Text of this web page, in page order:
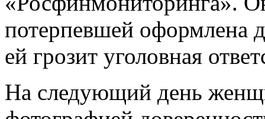
потерпевшей оформлена
ей грозит уголовная
На следующий день